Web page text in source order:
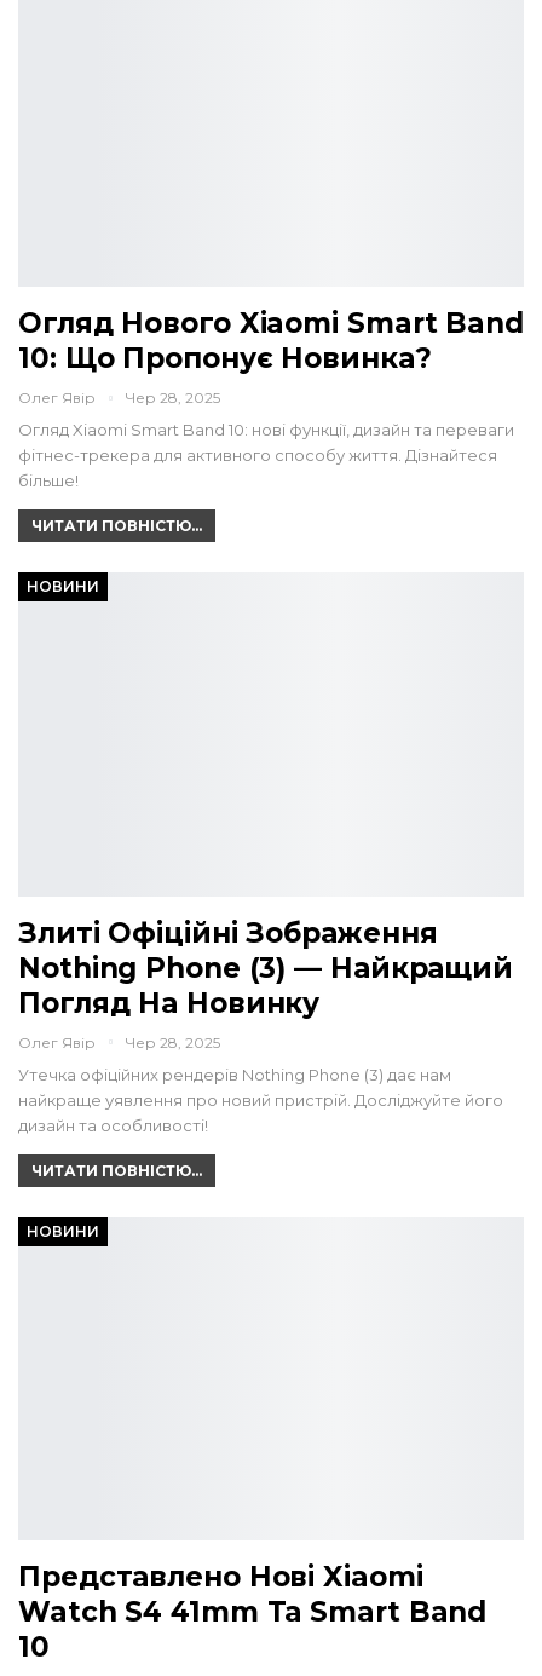
Огляд Нового Xiaomi Smart Band
10: Що Пропонує Новинка?
Олег Явір Чер 28, 2025
Огляд Xiaomi Smart Band 10: нові функції, дизайн та переваги
фітнес-трекера для активного способу життя. Дізнайтеся
більше!
ЧИТАТИ ПОВНІСТЮ...
НОВИНИ
Злиті Офіційні Зображення
Nothing Phone (3) — Найкращий
Погляд На Новинку
Олег Явір Чер 28, 2025
Утечка офіційних рендерів Nothing Phone (3) дає нам
найкраще уявлення про новий пристрій. Досліджуйте його
дизайн та особливості!
ЧИТАТИ ПОВНІСТЮ...
НОВИНИ
Представлено Нові Xiaomi
Watch S4 41mm Та Smart Band
10